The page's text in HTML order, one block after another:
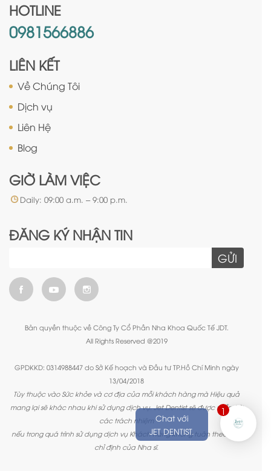
1
Chat với
JET DENTIST.
HOTLINE
0981566886
LIÊN KẾT
Về Chúng Tôi
Dịch vụ
Liên Hệ
Blog
GIỜ LÀM VIỆC
Daily: 09:00 a.m. – 9:00 p.m.
ĐĂNG KÝ NHẬN TIN
GỬI
Bản quyền thuộc về Công Ty Cổ Phần Nha Khoa Quốc Tế JDT.
All Rights Reserved @2019
GPDKKD: 0314988447 do Sở Kế hoạch và Đầu tư TP.Hồ Chí Minh ngày
13/04/2018
Tùy thuộc vào Sức khỏe và cơ địa của mỗi khách hàng mà Hiệu quả
mang lại sẽ khác nhau khi sử dụng dịch vụ. Jet Dentist sẽ được miễn trừ
các trách nhiệm
nếu trong quá trình sử dụng dịch vụ Khách hàng không tuân theo các
chỉ định của Nha sĩ.